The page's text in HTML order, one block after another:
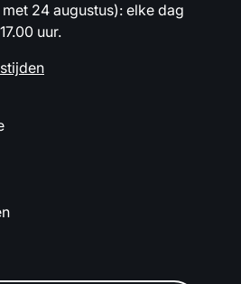
24 augustus): elke dag
uur.